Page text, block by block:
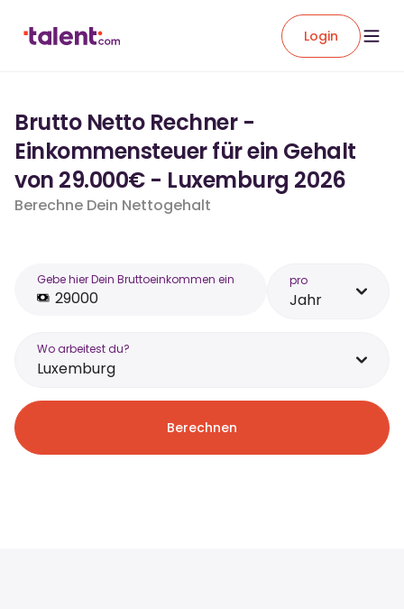
Login
Brutto Netto Rechner -
Einkommensteuer für ein Gehalt
von 29.000€ - Luxemburg 2026
Berechne Dein Nettogehalt
Gebe hier Dein Bruttoeinkommen ein pro
Jahr
Wo arbeitest du?
Luxemburg
Berechnen